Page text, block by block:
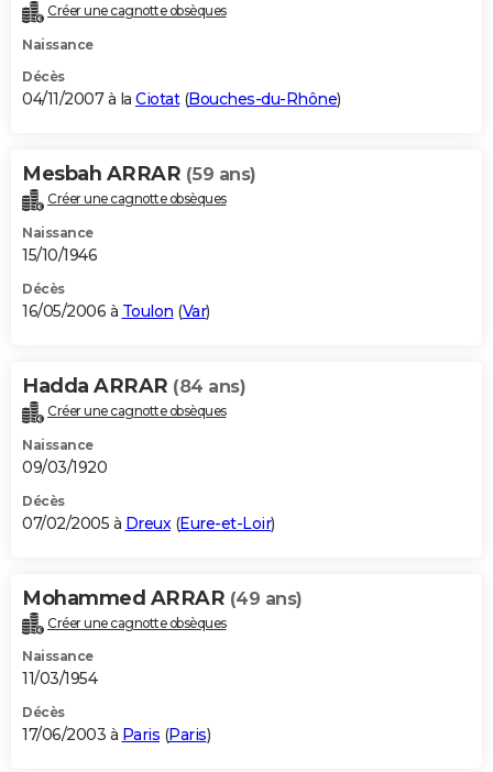
Créer une cagnotte obsèques
Naissance
Décès
04/11/2007 à la Ciotat(Bouches-du-Rhône)
Mesbah ARRAR (59 ans)
Créer une cagnotte obsèques
Naissance
15/10/1946
Décès
16/05/2006 à Toulon (Var)
Hadda ARRAR (84 ans)
Créer une cagnotte obsèques
Naissance
09/03/1920
Décès
07/02/2005 à Dreux (Eure-et-Loir)
Mohammed ARRAR (49 ans)
Créer une cagnotte obsèques
Naissance
11/03/1954
Décès
17/06/2003 à Paris (Paris)